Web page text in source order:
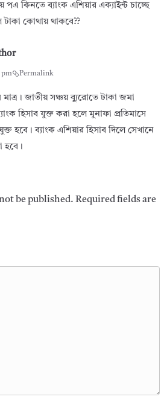
কিনতে ব্যাংক এশিয়ার এক্যাইন্ট চাচ্ছে
কোথায় থাকবে??
pm Permalink
জাতীয় সঞ্চয় ব্যুরোতে টাকা জমা
হিসাব যুক্ত করা হলে মুনাফা প্রতিমাসে
হবে। ব্যাংক এশিয়ার হিসাব দিলে সেখানে
হবে।
be published. Required fields are